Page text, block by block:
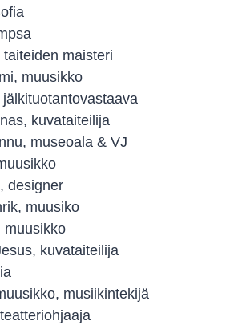
maisteri
muusikko
kuvataiteilija
museoala & VJ
designer
muusiko
muusikko
kuvataiteilija
musiikintekijä